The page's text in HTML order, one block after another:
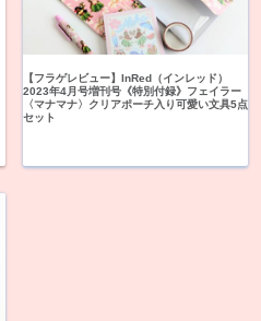
【フラゲレビュー】InRed（インレッド）
2023年4月号増刊号《特別付録》フェイラー
〈マナマナ〉クリアポーチ入り可愛い文具5点
セット